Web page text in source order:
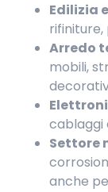
Edilizia
Arredo
mobili,
cablaggi
Settore
anche